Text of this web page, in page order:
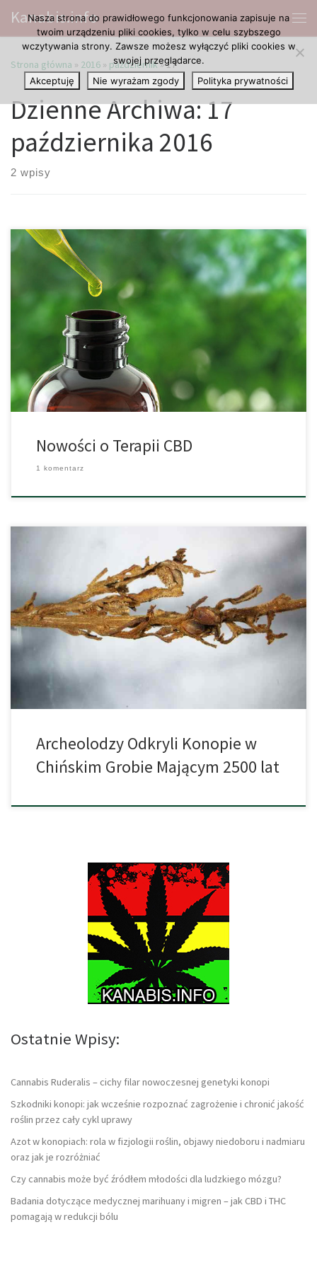
Przejdź do treści
Kanabis.info
Strona główna » 2016 » październik» 17
Dzienne Archiwa:17
października 2016
2 wpisy
Co nowego słychać na temat terapii cannabidiolem? Każdego
roku pojawiają się nowe niezwykłe odkrycia naukowe dotyczące
wykorzystania CBD (kanabidiolu) w medycynie. Oto niektóre
wiadomości z ostatnich 12 miesięcy na różne tematy. Podanie
domiejscowe: dwa badania wykazały, że CBD może być
podawane naskórnie u zwierząt w postaci żelu lub maści 1% […]
Nowości o Terapii CBD
1 komentarz
Pierwszy raz archeologom udało się odkryć rośliny konopi
indyjskich, które są zachowane w dobrym stanie. W chińskim
Turpan Basin archeolodzy odkopali grób 35-letniego mężczyzny z
Kaukazu, który został pochowany około 2500 lat temu na
drewnianym łożu w towarzystwie marihuany. W grobie znaleziono
aż trzynaście sadzonek konopi o długości 90cm. Archeolodzy […]
Archeolodzy Odkryli Konopie w
Chińskim Grobie Mającym 2500 lat
Ostatnie Wpisy:
Cannabis Ruderalis – cichy filar nowoczesnej genetyki konopi
Szkodniki konopi: jak wcześnie rozpoznać zagrożenie i chronić jakość
roślin przez cały cykl uprawy
Azot w konopiach: rola w fizjologii roślin, objawy niedoboru i nadmiaru
oraz jak je rozróżniać
Czy cannabis może być źródłem młodości dla ludzkiego mózgu?
Badania dotyczące medycznej marihuany i migren – jak CBD i THC
pomagają w redukcji bólu
Nasza strona do prawidłowego funkcjonowania zapisuje na
twoim urządzeniu pliki cookies, tylko w celu szybszego
wczytywania strony. Zawsze możesz wyłączyć pliki cookies w
swojej przeglądarce.
Akceptuję
Nie wyrażam zgody Polityka prywatności